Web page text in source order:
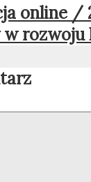
online /
rozwoju